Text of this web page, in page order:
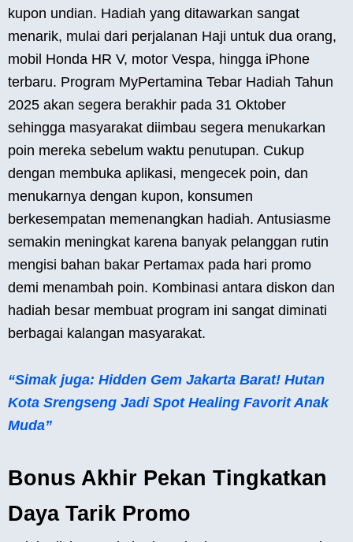
kupon undian. Hadiah yang ditawarkan sangat
menarik, mulai dari perjalanan Haji untuk dua orang,
mobil Honda HR V, motor Vespa, hingga iPhone
terbaru. Program MyPertamina Tebar Hadiah Tahun
2025 akan segera berakhir pada 31 Oktober
sehingga masyarakat diimbau segera menukarkan
poin mereka sebelum waktu penutupan. Cukup
dengan membuka aplikasi, mengecek poin, dan
menukarnya dengan kupon, konsumen
berkesempatan memenangkan hadiah. Antusiasme
semakin meningkat karena banyak pelanggan rutin
mengisi bahan bakar Pertamax pada hari promo
demi menambah poin. Kombinasi antara diskon dan
hadiah besar membuat program ini sangat diminati
berbagai kalangan masyarakat.
“Simak juga: Hidden Gem Jakarta Barat! Hutan
Kota Srengseng Jadi Spot Healing Favorit Anak
Muda”
Bonus Akhir Pekan Tingkatkan
Daya Tarik Promo